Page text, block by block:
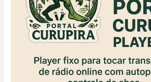
GRANDE
ENCONTRO
IDEIAS